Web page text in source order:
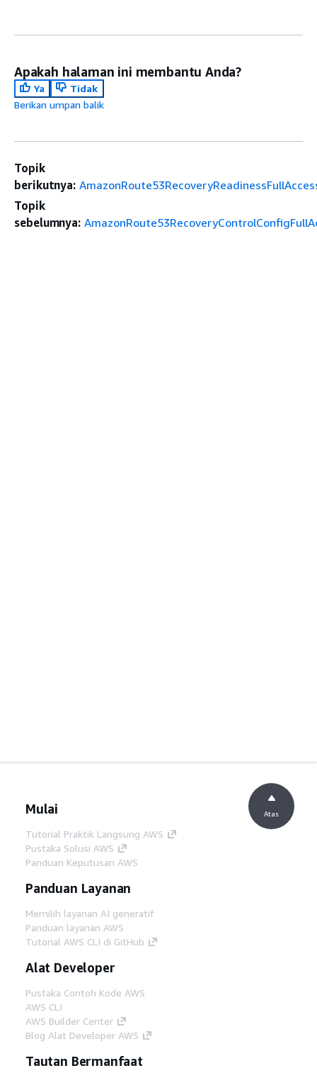
Apakah halaman ini membantu Anda?
Ya
Tidak
Berikan umpan balik
Topik
berikutnya:
Topik
sebelumnya:
Mulai
Tutorial Praktik Langsung AWS
Pustaka Solusi AWS
Panduan Keputusan AWS
Panduan Layanan
Memilih layanan AI generatif
Panduan layanan AWS
Tutorial AWS CLI di GitHub
Alat Developer
Pustaka Contoh Kode AWS
AWS CLI
AWS Builder Center
Blog Alat Developer AWS
Tautan Bermanfaat
Atas